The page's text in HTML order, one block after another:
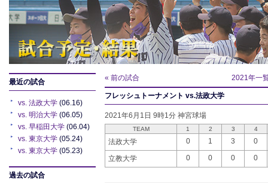
最近の試合
vs. 法政大学 (06.16)
vs. 明治大学 (06.05)
vs. 早稲田大学 (06.04)
vs. 東京大学 (05.24)
vs. 東京大学 (05.23)
過去の試合
« 前の試合 2021年一
フレッシュトーナメント vs.法政大学
2021年6月1日 9時1分 神宮球場
TEAM 1 2 3 4
法政大学 0 1 3 0
立教大学 0 0 0 0